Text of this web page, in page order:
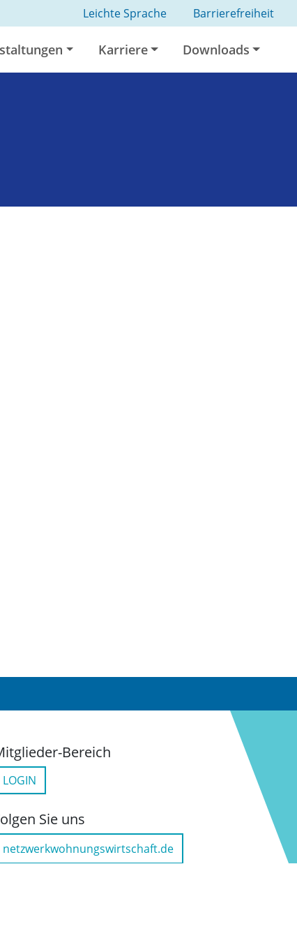
Leichte Sprache Barrierefreiheit
Karriere Downloads
Bereich
LOGIN
Sie uns
netzwerkwohnungswirtschaft.de